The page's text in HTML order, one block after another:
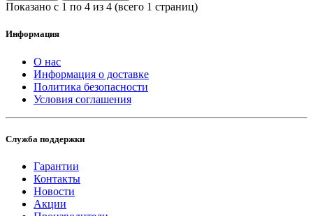
Показано с 1 по 4 из 4 (всего 1 страниц)
Информация
О нас
Информация о доставке
Политика безопасности
Условия соглашения
Служба поддержки
Гарантии
Контакты
Новости
Акции